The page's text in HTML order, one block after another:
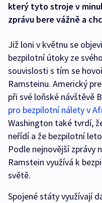
který tyto stroje v
zprávu bere vážně a
Již loni v květnu se
bezpilotní útoky ze
souvislosti s tím se
Ramsteinu. Americký
při své loňské návštěvě
pro bezpilotní nálety v
Washington také tvrdí,
neřídí a že bezpilotní
Podle nejnovější zprávy
Ramstein využívá k
světě.
Spojené státy využívají